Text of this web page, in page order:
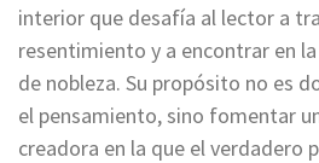
interior que desafía al lector a
resentimiento y a encontrar en
de nobleza. Su propósito no es
el pensamiento, sino fomentar
creadora en la que el verdadero